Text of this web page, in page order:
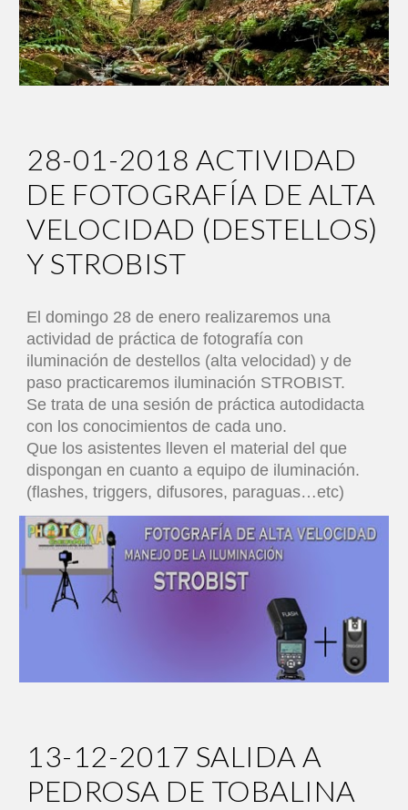
28-01-2018 ACTIVIDAD
DE FOTOGRAFÍA DE ALTA
VELOCIDAD (DESTELLOS)
Y STROBIST
El domingo 28 de enero realizaremos una
actividad de práctica de fotografía con
iluminación de destellos (alta velocidad) y de
paso practicaremos iluminación STROBIST.
Se trata de una sesión de práctica autodidacta
con los conocimientos de cada uno.
Que los asistentes lleven el material del que
dispongan en cuanto a equipo de iluminación.
(flashes, triggers, difusores, paraguas…etc)
13-12-2017 SALIDA A
PEDROSA DE TOBALINA